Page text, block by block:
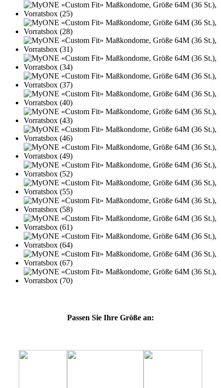
Passen Sie Ihre Größe an: